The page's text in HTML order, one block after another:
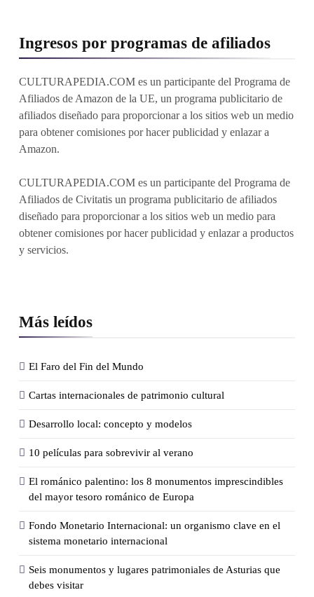
Ingresos por programas de afiliados
CULTURAPEDIA.COM es un participante del Programa de
Afiliados de Amazon de la UE, un programa publicitario de
afiliados diseñado para proporcionar a los sitios web un medio
para obtener comisiones por hacer publicidad y enlazar a
Amazon.
CULTURAPEDIA.COM es un participante del Programa de
Afiliados de Civitatis un programa publicitario de afiliados
diseñado para proporcionar a los sitios web un medio para
obtener comisiones por hacer publicidad y enlazar a productos
y servicios.
Más leídos
El Faro del Fin del Mundo
Cartas internacionales de patrimonio cultural
Desarrollo local: concepto y modelos
10 películas para sobrevivir al verano
El románico palentino: los 8 monumentos imprescindibles
del mayor tesoro románico de Europa
Fondo Monetario Internacional: un organismo clave en el
sistema monetario internacional
Seis monumentos y lugares patrimoniales de Asturias que
debes visitar